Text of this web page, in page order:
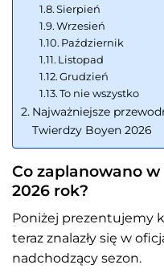
Sierpień
Wrzesień
Październik
Listopad
Grudzień
To nie wszystko
Najważniejsze
Twierdzy Boyen 2026
Co zaplanowano
2026 rok?
Poniżej prezentujemy
teraz znalazły się w
nadchodzący sezon.